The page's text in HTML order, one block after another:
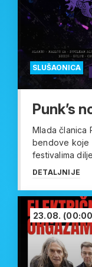
SLUŠAONICA
Punk’s
Mlada članica
bendove koje
festivalima
DETALJNIJE
23.08.